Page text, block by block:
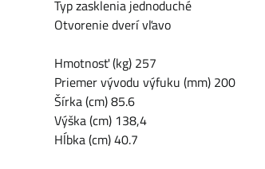
Typ zasklenia jednoduché
Otvorenie dverí vľavo
Hmotnosť (kg) 257
Priemer vývodu výfuku (mm) 200
Šírka (cm) 85.6
Výška (cm) 138,4
Hĺbka (cm) 40.7